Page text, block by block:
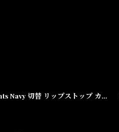
INTERBREED Switched Combat Cargo Pants Navy 切替 リップストップ カーゴパンツ